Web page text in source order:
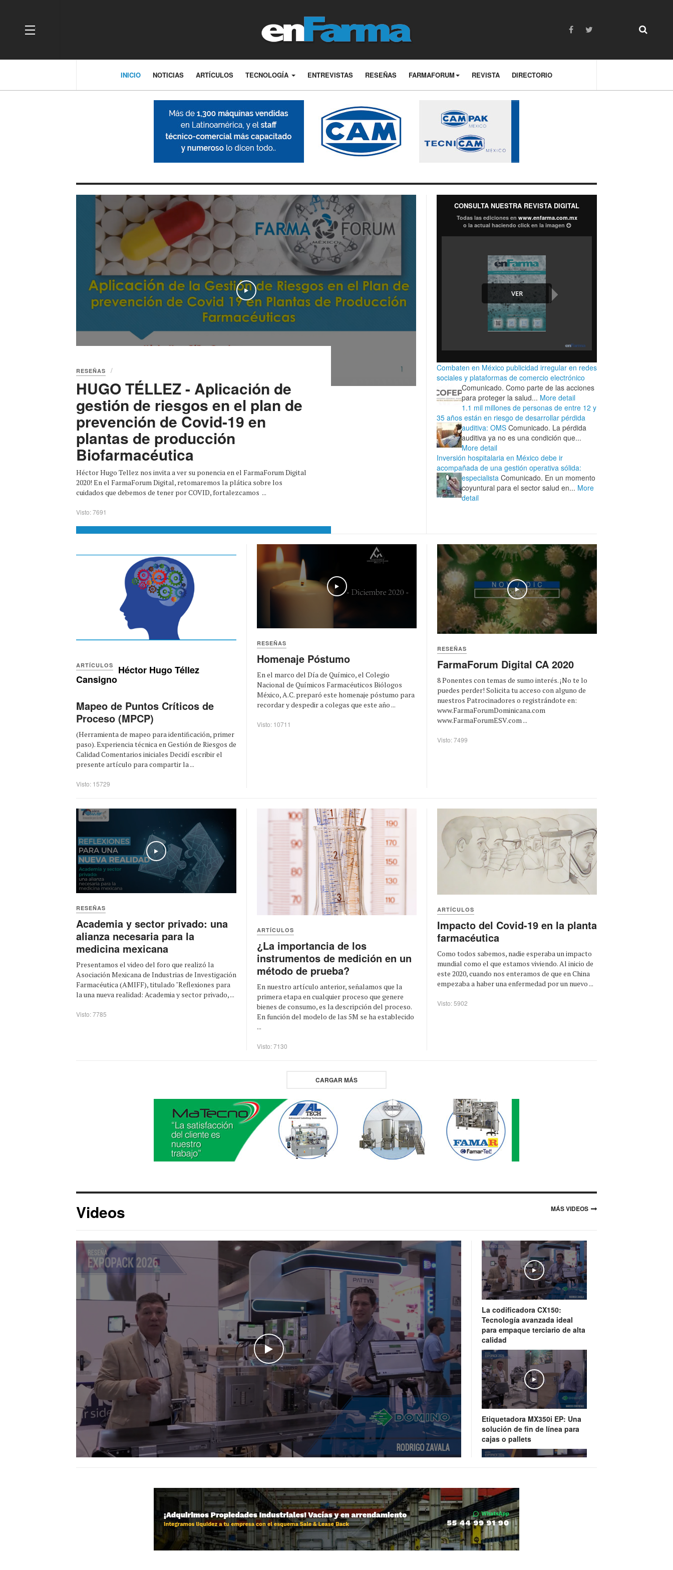
OFF CANVAS
INICIO NOTICIAS ARTÍCULOS TECNOLOGÍA ENTREVISTAS RESEÑAS FARMAFORUM REVISTA DIRECTORIO
Play
RESEÑAS
HUGO TÉLLEZ - Aplicación de
gestión de riesgos en el plan de
prevención de Covid-19 en
plantas de producción
Biofarmacéutica
Héctor Hugo Tellez nos invita a ver su ponencia en el FarmaForum Digital
2020! En el FarmaForum Digital, retomaremos la plática sobre los
cuidados que debemos de tener por COVID, fortalezcamos ...
Visto: 7691
CONSULTA NUESTRA REVISTA DIGITAL
Todas las ediciones en www.enfarma.com.mx
o la actual haciendo click en la imagen
Combaten en México publicidad irregular en redes
sociales y plataformas de comercio electrónico
Comunicado. Como parte de las acciones
para proteger la salud... More detail
1.1 mil millones de personas de entre 12 y
35 años están en riesgo de desarrollar pérdida
auditiva: OMS Comunicado. La pérdida
auditiva ya no es una condición que...
More detail
Inversión hospitalaria en México debe ir
acompañada de una gestión operativa sólida:
especialista Comunicado. En un momento
coyuntural para el sector salud en... More
detail
ARTÍCULOS Héctor Hugo Téllez
Cansigno
Mapeo de Puntos Críticos de
Proceso (MPCP)
(Herramienta de mapeo para identiﬁcación, primer
paso). Experiencia técnica en Gestión de Riesgos de
Calidad Comentarios iniciales Decidí escribir el
presente artículo para compartir la ...
Visto: 15729
Play
RESEÑAS
Homenaje Póstumo
En el marco del Día de Químico, el Colegio
Nacional de Químicos Farmacéuticos Biólogos
México, A.C. preparó este homenaje póstumo para
recordar y despedir a colegas que este año ...
Visto: 10711
Play
RESEÑAS
FarmaForum Digital CA 2020
8 Ponentes con temas de sumo interés. ¡No te lo
puedes perder! Solicita tu acceso con alguno de
nuestros Patrocinadores o registrándote en:
www.FarmaForumDominicana.com
www.FarmaForumESV.com ...
Visto: 7499
Play
RESEÑAS
Academia y sector privado: una
alianza necesaria para la
medicina mexicana
Presentamos el video del foro que realizó la
Asociación Mexicana de Industrias de Investigación
Farmacéutica (AMIFF), titulado "Reflexiones para
la una nueva realidad: Academia y sector privado, ...
Visto: 7785
ARTÍCULOS
¿La importancia de los
instrumentos de medición en un
método de prueba?
En nuestro artículo anterior, señalamos que la
primera etapa en cualquier proceso que genere
bienes de consumo, es la descripción del proceso.
En función del modelo de las 5M se ha establecido
...
Visto: 7130
ARTÍCULOS
Impacto del Covid-19 en la planta
farmacéutica
Como todos sabemos, nadie esperaba un impacto
mundial como el que estamos viviendo. Al inicio de
este 2020, cuando nos enteramos de que en China
empezaba a haber una enfermedad por un nuevo ...
Visto: 5902
CARGAR MÁS
Videos MÁS VIDEOS
WATCH THE VIDEO
Play
La codificadora CX150:
Tecnología avanzada ideal
para empaque terciario de alta
calidad
Play
Etiquetadora MX350i EP: Una
solución de fin de línea para
cajas o pallets
Watson-Marlow, tecnología de
bombeo y manejo de fluídos
de última generación